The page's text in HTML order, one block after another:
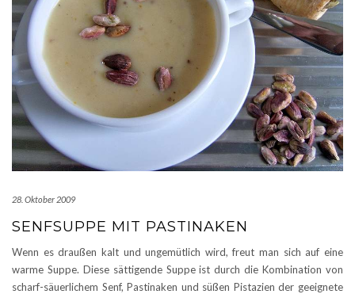
28. Oktober 2009
SENFSUPPE MIT PASTINAKEN
Wenn es draußen kalt und ungemütlich wird, freut man sich auf eine
warme Suppe. Diese sättigende Suppe ist durch die Kombination von
scharf-säuerlichem Senf, Pastinaken und süßen Pistazien der geeignete